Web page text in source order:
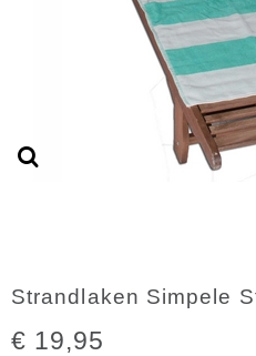
Strandlaken Simpele
€ 19,95